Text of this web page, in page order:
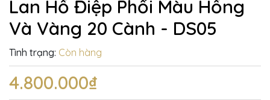
Lan Hồ Điệp Phối Màu Hồng
Và Vàng 20 Cành - DS05
Tình trạng: Còn hàng
4.800.000₫